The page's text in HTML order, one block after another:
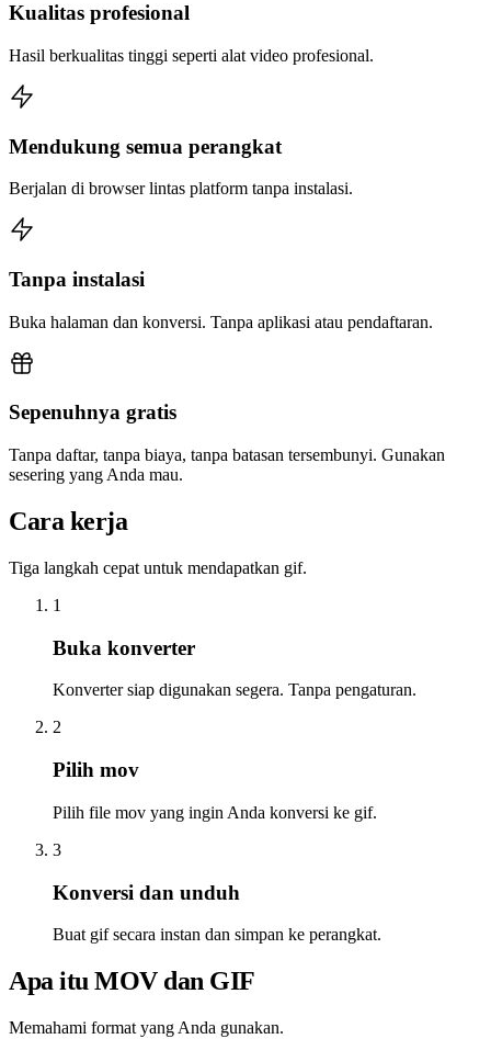
Kualitas profesional
Hasil berkualitas tinggi seperti alat video profesional.
Mendukung semua perangkat
Berjalan di browser lintas platform tanpa instalasi.
Tanpa instalasi
Buka halaman dan konversi. Tanpa aplikasi atau pendaftaran.
Sepenuhnya gratis
Tanpa daftar, tanpa biaya, tanpa batasan tersembunyi. Gunakan
sesering yang Anda mau.
Cara kerja
Tiga langkah cepat untuk mendapatkan gif.
1
Buka konverter
Konverter siap digunakan segera. Tanpa pengaturan.
2
Pilih mov
Pilih file mov yang ingin Anda konversi ke gif.
3
Konversi dan unduh
Buat gif secara instan dan simpan ke perangkat.
Apa itu MOV dan GIF
Memahami format yang Anda gunakan.